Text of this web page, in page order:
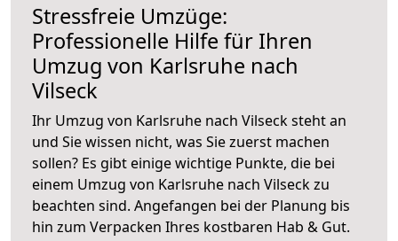
Stressfreie Umzüge:
Professionelle Hilfe für Ihren
Umzug von Karlsruhe nach
Vilseck
Ihr Umzug von Karlsruhe nach Vilseck steht an
und Sie wissen nicht, was Sie zuerst machen
sollen? Es gibt einige wichtige Punkte, die bei
einem Umzug von Karlsruhe nach Vilseck zu
beachten sind. Angefangen bei der Planung bis
hin zum Verpacken Ihres kostbaren Hab & Gut.